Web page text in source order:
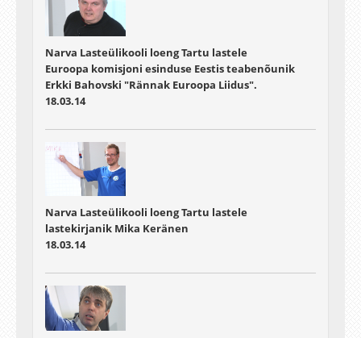
Narva Lasteülikooli loeng Tartu lastele
Euroopa komisjoni esinduse Eestis teabenõunik
Erkki Bahovski "Rännak Euroopa Liidus".
18.03.14
Narva Lasteülikooli loeng Tartu lastele
lastekirjanik Mika Keränen
18.03.14